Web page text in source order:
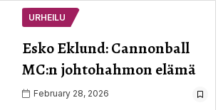
URHEILU
Esko Eklund: Cannonball
MC:n johtohahmon elämä
February 28, 2026